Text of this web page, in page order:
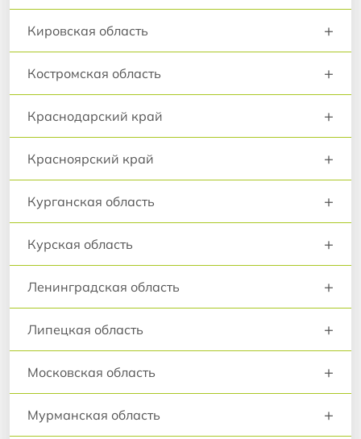
Кировская область +
Костромская область +
Краснодарский край +
Красноярский край +
Курганская область +
Курская область +
Ленинградская область +
Липецкая область +
Московская область +
Мурманская область +